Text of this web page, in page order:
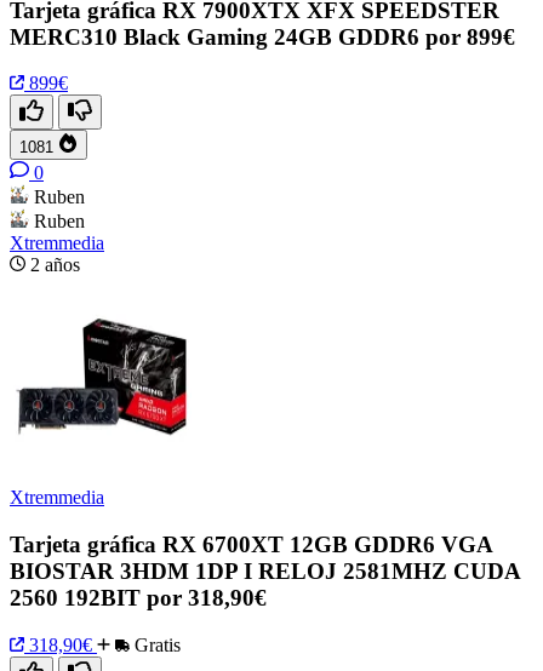
Tarjeta gráfica RX 7900XTX XFX SPEEDSTER
MERC310 Black Gaming 24GB GDDR6 por 899€
899€
1081
0
Ruben
Ruben
Xtremmedia
2 años
Xtremmedia
Tarjeta gráfica RX 6700XT 12GB GDDR6 VGA
BIOSTAR 3HDM 1DP I RELOJ 2581MHZ CUDA
2560 192BIT por 318,90€
318,90€ Gratis